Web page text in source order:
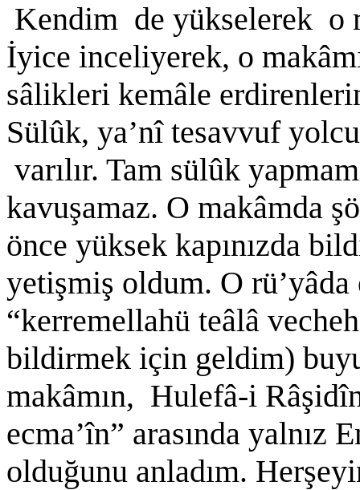
Kendim de yükselerek o
İyice inceliyerek, o
sâlikleri kemâle
Sülûk, ya’nî tesavvuf
varılır. Tam sülûk
kavuşamaz. O makâmda
önce yüksek kapınızda
yetişmiş oldum. O
“kerremellahü teâlâ
bildirmek için geldim)
makâmın, Hulefâ-i
ecma’în” arasında yalnız
olduğunu anladım.